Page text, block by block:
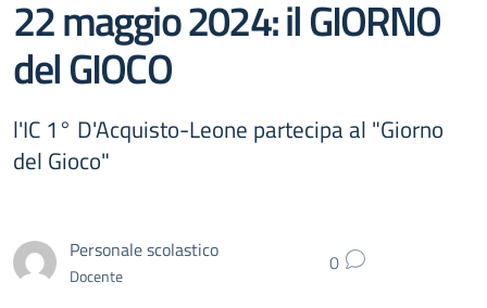
22 maggio 2024: il GIORNO
del GIOCO
l'IC 1° D'Acquisto-Leone partecipa al "Giorno
del Gioco"
Personale scolastico
Docente 0